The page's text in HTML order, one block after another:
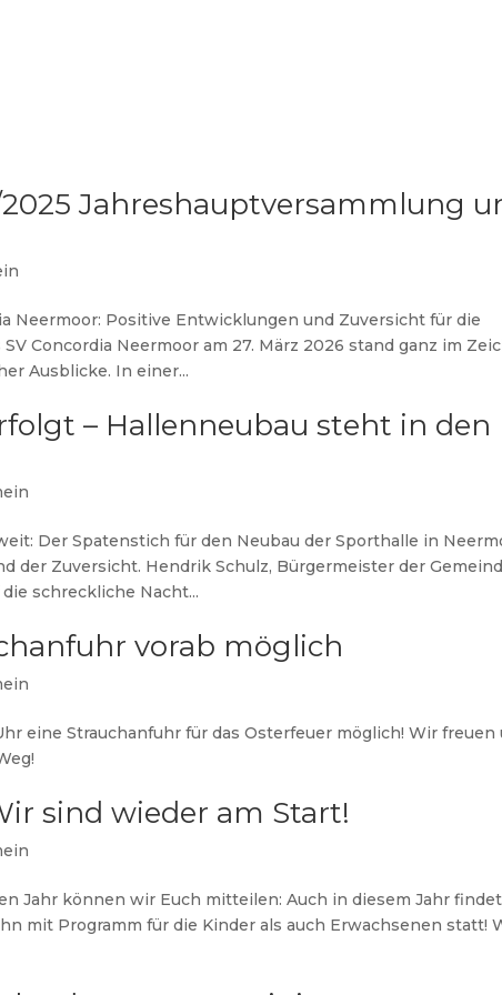
Jahreshauptversammlung
Neermoor: Positive Entwicklungen und Zuversicht für die
Concordia Neermoor am 27. März 2026 stand ganz im
Ausblicke. In einer...
– Hallenneubau steht in den
Der Spatenstich für den Neubau der Sporthalle in
der Zuversicht. Hendrik Schulz, Bürgermeister der
schreckliche Nacht...
vorab möglich
eine Strauchanfuhr für das Osterfeuer möglich! Wir freuen
sind wieder am Start!
Jahr können wir Euch mitteilen: Auch in diesem Jahr findet
mit Programm für die Kinder als auch Erwachsenen statt!